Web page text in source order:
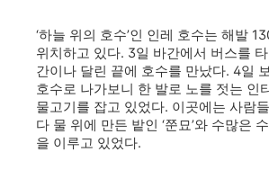
‘하늘 위의 호수’인 인레 호수는 해발
위치하고 있다. 3일 바간에서 버스를 타
간이나 달린 끝에 호수를 만났다. 4일
호수로 나가보니 한 발로 노를 젓는 인
물고기를 잡고 있었다. 이곳에는 사람
다 물 위에 만든 밭인 ‘쭌묘’와 수많은
을 이루고 있었다.